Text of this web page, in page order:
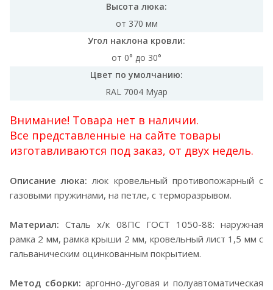
Высота люка:
от 370 мм
Угол наклона кровли:
от 0° до 30°
Цвет по умолчанию:
RAL 7004 Муар
Внимание! Товара нет в наличии.
Все представленные на сайте товары
изготавливаются под заказ, от двух недель.
Описание люка: люк кровельный противопожарный с
газовыми пружинами, на петле, с терморазрывом.
Материал: Сталь х/к 08ПС ГОСТ 1050-88: наружная
рамка 2 мм, рамка крыши 2 мм, кровельный лист 1,5 мм с
гальваническим оцинкованным покрытием.
Метод сборки: аргонно-дуговая и полуавтоматическая